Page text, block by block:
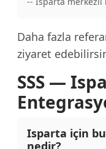
Daha fazla
ziyaret
SSS —
Isparta için
nedir?